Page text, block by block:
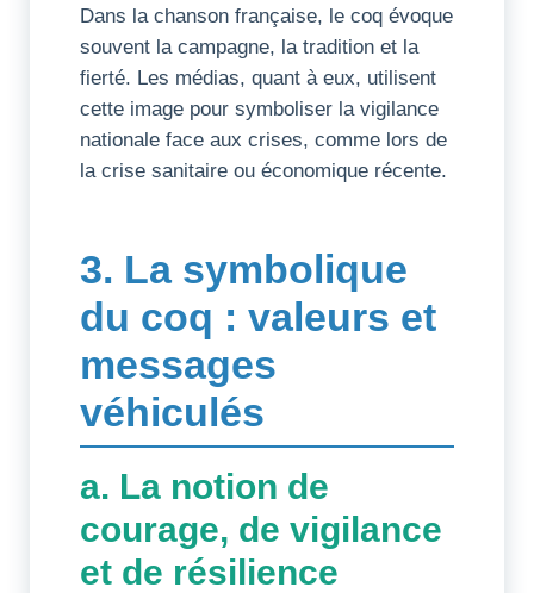
Dans la chanson française, le coq évoque
souvent la campagne, la tradition et la
fierté. Les médias, quant à eux, utilisent
cette image pour symboliser la vigilance
nationale face aux crises, comme lors de
la crise sanitaire ou économique récente.
3. La symbolique
du coq : valeurs et
messages
véhiculés
a. La notion de
courage, de vigilance
et de résilience